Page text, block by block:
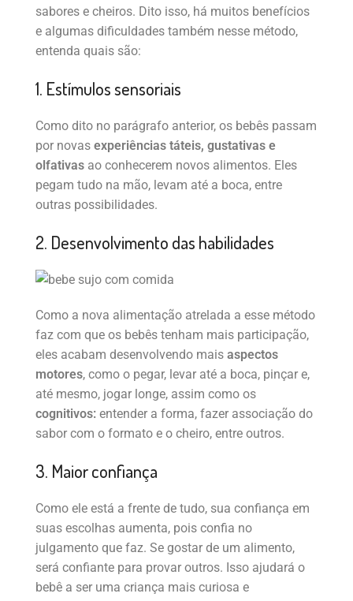
sabores e cheiros. Dito isso, há muitos benefícios
e algumas dificuldades também nesse método,
entenda quais são:
1. Estímulos sensoriais
Como dito no parágrafo anterior, os bebês passam
por novas experiências táteis, gustativas e
olfativas ao conhecerem novos alimentos. Eles
pegam tudo na mão, levam até a boca, entre
outras possibilidades.
2. Desenvolvimento das habilidades
Como a nova alimentação atrelada a esse método
faz com que os bebês tenham mais participação,
eles acabam desenvolvendo mais aspectos
motores, como o pegar, levar até a boca, pinçar e,
até mesmo, jogar longe, assim como os
cognitivos: entender a forma, fazer associação do
sabor com o formato e o cheiro, entre outros.
3. Maior confiança
Como ele está a frente de tudo, sua confiança em
suas escolhas aumenta, pois confia no
julgamento que faz. Se gostar de um alimento,
será confiante para provar outros. Isso ajudará o
bebê a ser uma criança mais curiosa e